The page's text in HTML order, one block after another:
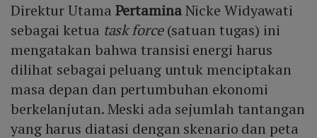
Direktur Utama PertaminaNicke Widyawati
sebagai ketua task force(satuan tugas) ini
mengatakan bahwa transisi energi harus
dilihat sebagai peluang untuk menciptakan
masa depan dan pertumbuhan ekonomi
berkelanjutan. Meski ada sejumlah tantangan
yang harus diatasi dengan skenario dan peta